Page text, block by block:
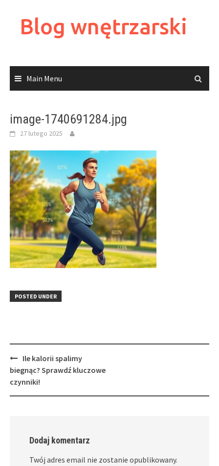
contentBlog wnętrzarski
Main Menu
image-1740691284.jpg
27 lutego 2025
POSTED UNDER
Post
navigation
Ile kalorii spalimy
biegnąc? Sprawdź kluczowe
czynniki!
Dodaj komentarz
Twój adres email nie zostanie opublikowany.